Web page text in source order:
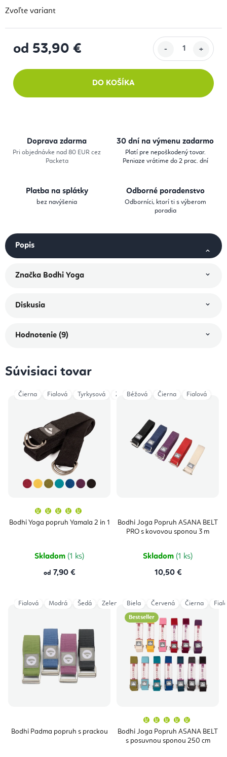
Zvoľte variant
od 53,90 €
DO KOŠÍKA
Doprava zdarma
Pri objednávke nad 80 EUR cez
Packeta
30 dní na výmenu zadarmo
Platí pre nepoškodený tovar.
Peniaze vrátime do 2 prac. dní
Platba na splátky
bez navýšenia
Odborné poradenstvo
Odborníci, ktorí ti s výberom
poradia
Popis
Značka Bodhi Yoga
Diskusia
Hodnotenie (9)
Súvisiaci tovar
Bodhi Yoga popruh Yamala 2 in 1
produktu
je
Skladom (1 ks)
od 7,90 €
Čierna Fialová Tyrkysová Zelená Dark Green Anthracite
Bodhi Joga Popruh ASANA BELT
PRO s kovovou sponou 3 m
Skladom (1 ks)
10,50 €
Béžová Čierna Fialová
Bodhi Padma popruh s prackou
Fialová Modrá Šedá Zelená
Bestseller
Bodhi Joga Popruh ASANA BELT
s posuvnou sponou 250 cm
produktu
je
5,0
Biela Červená Čierna